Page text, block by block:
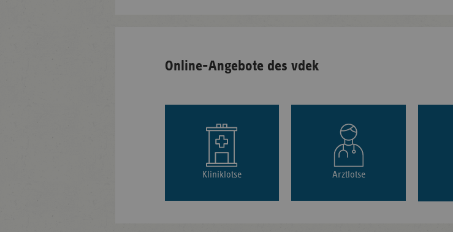
Online-Angebote des vdek
Kliniklotse Arztlotse